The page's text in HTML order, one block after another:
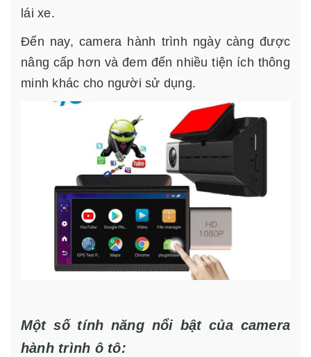
lái xe.
Đến nay, camera hành trình ngày càng được
nâng cấp hơn và đem đến nhiều tiện ích thông
minh khác cho người sử dụng.
Một số tính năng nổi bật của camera
hành trình ô tô: